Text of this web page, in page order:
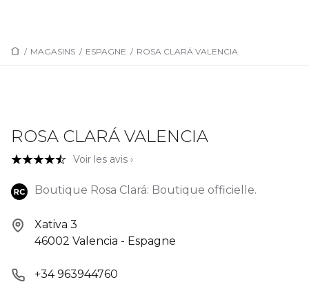
/ MAGASINS / ESPAGNE / ROSA CLARÁ VALENCIA
ROSA CLARÁ VALENCIA
Voir les avis ›
Boutique Rosa Clará: Boutique officielle.
Xativa 3
46002 Valencia - Espagne
+34 963944760